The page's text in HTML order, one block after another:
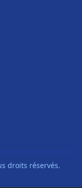
droits réservés.